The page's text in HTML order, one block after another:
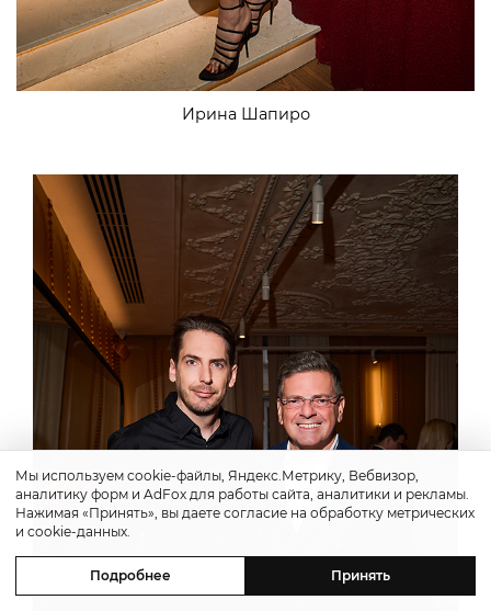
Ирина Шапиро
Мы используем cookie-файлы, Яндекс.Метрику, Вебвизор,
аналитику форм и AdFox для работы сайта, аналитики и рекламы.
Нажимая «Принять», вы даете согласие на обработку метрических
и cookie-данных.
Подробнее Принять